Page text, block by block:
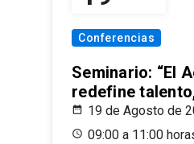
Conferencias
Seminario: “El
redefine
19 de Agosto de
09:00 a 11:00